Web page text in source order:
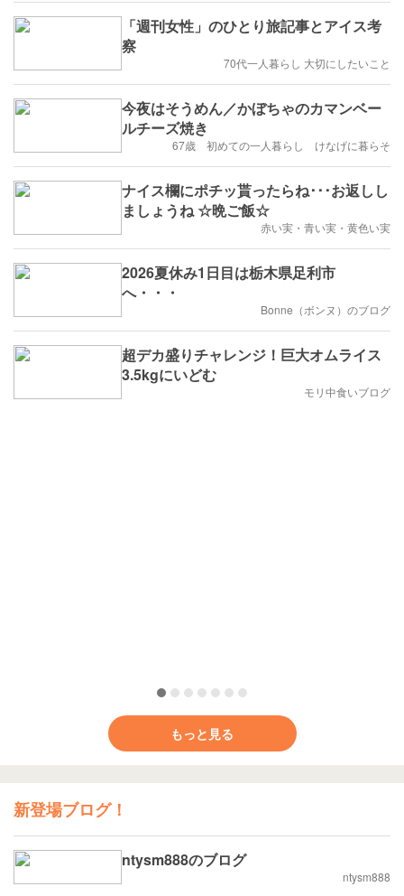
「週刊女性」のひとり旅記事とアイス考
察
70代一人暮らし 大切にしたいこと
今夜はそうめん／かぼちゃのカマンベー
ルチーズ焼き
67歳 初めての一人暮らし けなげに暮らそ
ナイス欄にポチッ貰ったらね･･･お返しし
ましょうね ☆晩ご飯☆
赤い実・青い実・黄色い実
2026夏休み1日目は栃木県足利市
へ・・・
Bonne（ボンヌ）のブログ
超デカ盛りチャレンジ！巨大オムライス
3.5kgにいどむ
モリ中食いブログ
もっと見る
新登場ブログ！
ntysm888のブログ
ntysm888